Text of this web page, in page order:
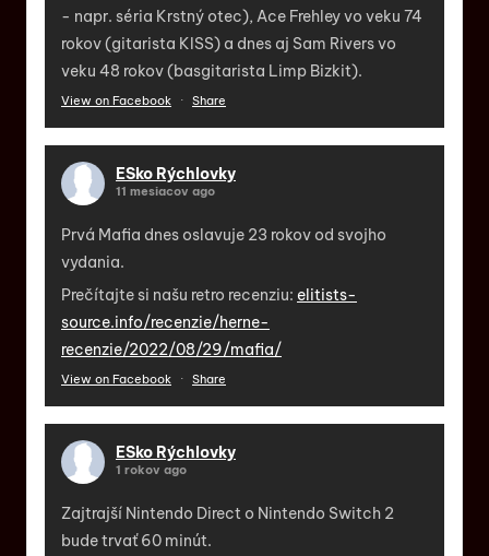
- napr. séria Krstný otec), Ace Frehley vo veku 74
rokov (gitarista KISS) a dnes aj Sam Rivers vo
veku 48 rokov (basgitarista Limp Bizkit).
View on Facebook · Share
ESko Rýchlovky
11 mesiacov ago
Prvá Mafia dnes oslavuje 23 rokov od svojho
vydania.
Prečítajte si našu retro recenziu: elitists-
source.info/recenzie/herne-
recenzie/2022/08/29/mafia/
View on Facebook · Share
ESko Rýchlovky
1 rokov ago
Zajtrajší Nintendo Direct o Nintendo Switch 2
bude trvať 60 minút.